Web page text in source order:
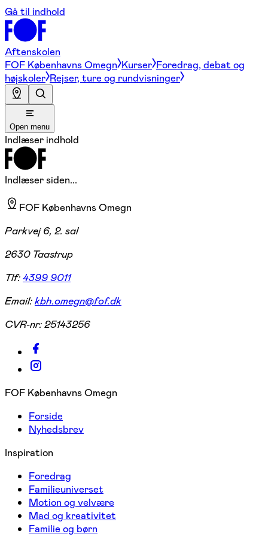
Gå til indhold
Aftenskolen
FOF Københavns Omegn Kurser Foredrag, debat og
højskoler Rejser, ture og rundvisninger
Open menu
Indlæser indhold
Indlæser siden...
FOF Københavns Omegn
Parkvej 6, 2. sal
2630 Taastrup
Tlf:4399 9011
Email:kbh.omegn@fof.dk
CVR-nr:25143256
FOF Københavns Omegn
Forside
Nyhedsbrev
Inspiration
Foredrag
Familieuniverset
Motion og velvære
Mad og kreativitet
Familie og børn